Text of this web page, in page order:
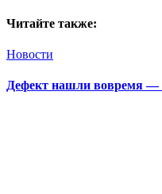
Читайте также:
Новости
Дефект нашли вовремя —